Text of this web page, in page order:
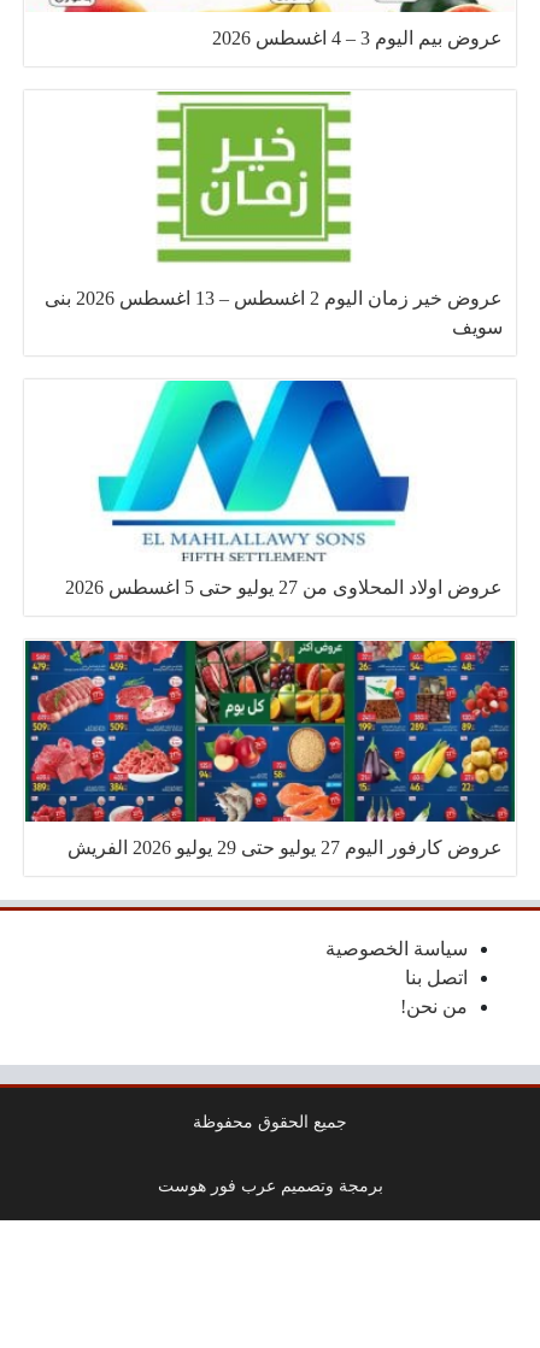
عروض بيم اليوم 3 – 4 اغسطس 2026
عروض خير زمان اليوم 2 اغسطس – 13 اغسطس 2026 بنى
سويف
عروض اولاد المحلاوى من 27 يوليو حتى 5 اغسطس 2026
عروض كارفور اليوم 27 يوليو حتى 29 يوليو 2026 الفريش
سياسة الخصوصية
اتصل بنا
من نحن!
جميع الحقوق محفوظة
برمجة وتصميم عرب فور هوست